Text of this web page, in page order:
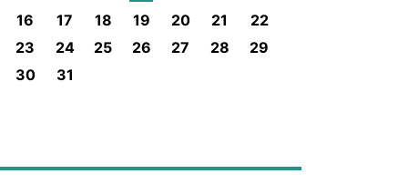
16
17 18 19 20 21
22
23
24 25 26 27 28
29
30
31